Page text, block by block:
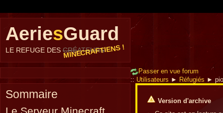
AeriesGuard
LE REFUGE DES CRÉATEURS
MINECRAFTIENS !
Sommaire
Passer en vue forum
:: Utilisateurs ► Réfugiés ►
Version d'archive